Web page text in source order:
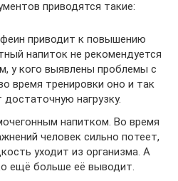
приводятся такие:
приводит к повышению
напиток не рекомендуется
у кого выявлены проблемы с
время тренировки оно и так
достаточную нагрузку.
напитком. Во время
человек сильно потеет,
уходит из организма. А
ещё больше её выводит.